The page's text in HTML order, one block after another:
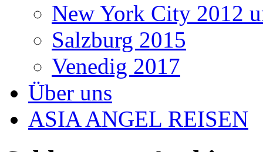
New York City 2012
Salzburg 2015
Venedig 2017
Über uns
ASIA ANGEL REISEN